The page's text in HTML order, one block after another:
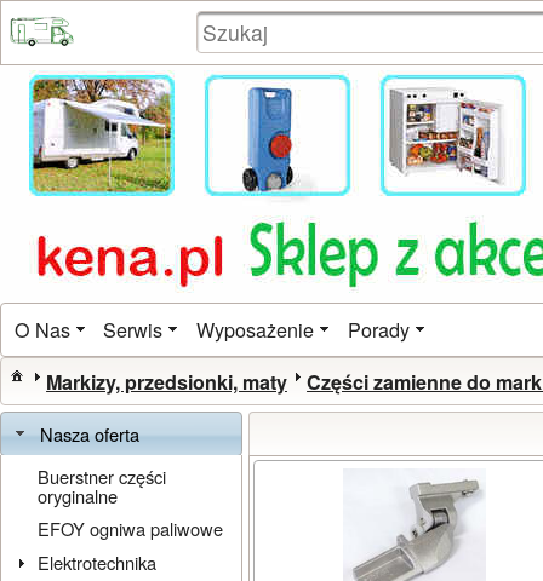
O Nas Serwis Wyposażenie Porady
Markizy, przedsionki, maty Części zamienne do
Nasza oferta
Buerstner części
oryginalne
EFOY ogniwa paliwowe
Elektrotechnika